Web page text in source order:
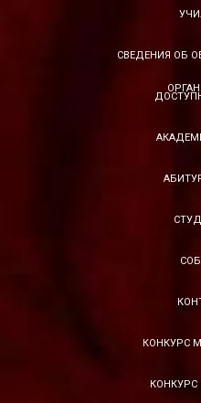
СВЕДЕНИЯ ОБ
КОНКУРС
КОНКУРС